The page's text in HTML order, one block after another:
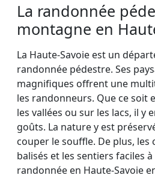
La randonnée
montagne en
La Haute-Savoie est un
randonnée pédestre. Ses
magnifiques offrent une
les randonneurs. Que ce soit
les vallées ou sur les lacs, il y
goûts. La nature y est
couper le souffle. De plus, les
balisés et les sentiers faciles
randonnée en Haute-Savoie